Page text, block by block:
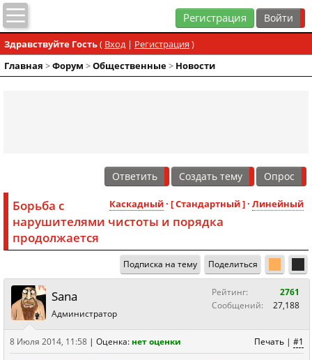
Регистрация
Здравствуйте Гость( Вход| Регистрация )
Главная >Форум >Общественные> Новости
Ответить Создать тему Опрос
Каскадный· [ Стандартный ] · Линейный
Борьба с
нарушителями чистоты и порядка
продолжается
Подписка на тему Поделиться
Sana
Администратор
Рейтинг:
2761
Сообщений:
27,188
Печать | #1
8 Июля 2014, 11:58 | Оценка: нет оценки